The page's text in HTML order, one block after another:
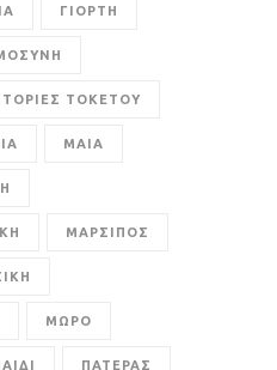
ΓΙΟΡΤΗ
ΤΟΚΕΤΟΥ
ΜΑΙΑ
ΜΑΡΣΙΠΟΣ
ΜΩΡΟ
ΠΑΤΕΡΑΣ